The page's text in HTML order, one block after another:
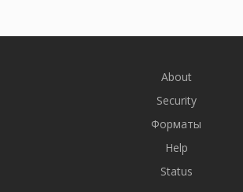
About
Security
Форматы
Help
Status